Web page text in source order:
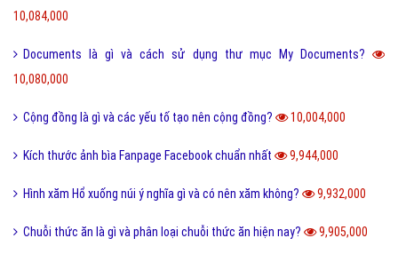
10,084,000
Documents là gì và cách sử dụng thư mục My Documents?
10,080,000
Cộng đồng là gì và các yếu tố tạo nên cộng đồng? 10,004,000
Kích thước ảnh bìa Fanpage Facebook chuẩn nhất 9,944,000
Hình xăm Hổ xuống núi ý nghĩa gì và có nên xăm không? 9,932,000
Chuỗi thức ăn là gì và phân loại chuỗi thức ăn hiện nay? 9,905,000